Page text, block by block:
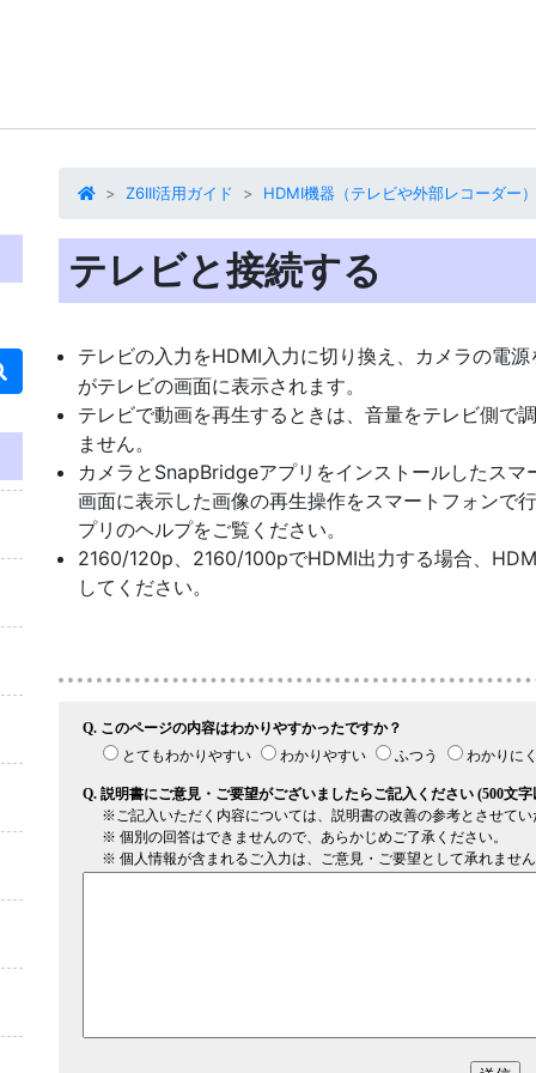
Z6III活用ガイド HDMI機器（テレビや外部レコーダー
テレビと接続する
テレビの入力をHDMI入力に切り換え、カメラの電
がテレビの画面に表示されます。
テレビで動画を再生するときは、音量をテレビ側で
ません。
カメラとSnapBridgeアプリをインストールしたス
画面に表示した画像の再生操作をスマートフォンで
プリのヘルプをご覧ください。
2160/120p、2160/100pでHDMI出力する場合、
してください。